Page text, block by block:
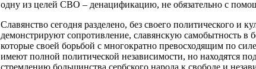
одну из целей СВО – денацификацию, не обязательно с
Славянство сегодня разделено, без своего политического и
демонстрируют сопротивление, славянскую самобытность в
которые своей борьбой с многократно превосходящим по
имеют полной политической независимости, но находятся